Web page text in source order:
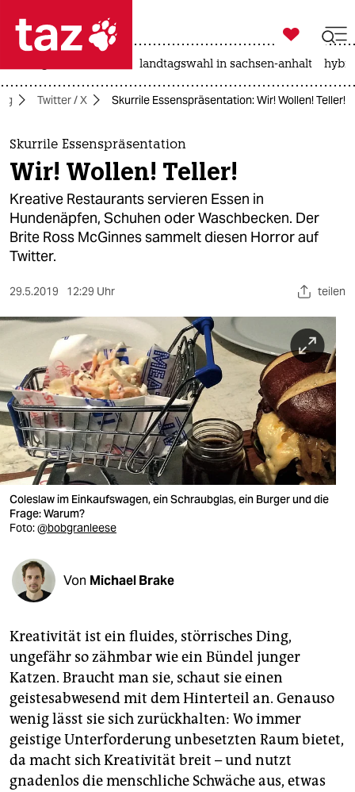
 taz zahl ich
taz zahl ich
themen
politik
öko
gesellschaft
kultur
sport
berlin
nord
wahrheit
verlag
verlag
veranstaltungen
shop
fragen & hilfe
abo
genossenschaft
epaper login

taz zahl ich
landtagswahl in sachsen-anhalt
Twitter / X Skurrile Essenspräsentation: Wir! Wollen! Teller!
Skurrile Essenspräsentation
Wir! Wollen! Teller!
Kreative Restaurants servieren Essen in
Hundenäpfen, Schuhen oder Waschbecken. Der
Brite Ross McGinnes sammelt diesen Horror auf
Twitter.
29.5.2019 12:29 Uhr teilen
Coleslaw im Einkaufswagen, ein Schraubglas, ein Burger und die
Frage: Warum?
Foto:@bobgranleese
Von Michael Brake
Kreativität ist ein fluides, störrisches Ding,
ungefähr so zähmbar wie ein Bündel junger
Katzen. Braucht man sie, schaut sie einen
geistesabwesend mit dem Hinterteil an. Genauso
wenig lässt sie sich zurückhalten: Wo immer
geistige Unterforderung unbesetzten Raum bietet,
da macht sich Kreativität breit – und nutzt
gnadenlos die menschliche Schwäche aus, etwas